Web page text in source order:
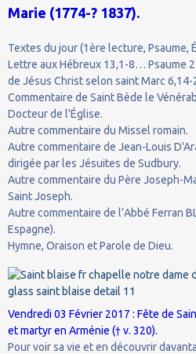
Marie (1774-? 1837).
Textes du jour (1ère lecture, Psaume,
Lettre aux Hébreux 13,1-8… Psaume
de Jésus Christ selon saint Marc 6,14-
Commentaire de Saint Bède le
Docteur de l'Église.
Autre commentaire du Missel romain.
Autre commentaire de Jean-Louis
dirigée par les Jésuites de Sudbury.
Autre commentaire du Père Joseph-
Saint Joseph.
Autre commentaire de l’Abbé Ferran
Espagne).
Hymne, Oraison et Parole de Dieu.
Vendredi 03 Février 2017 : Fête de
et martyr en Arménie († v. 320).
Pour voir sa vie et en découvrir